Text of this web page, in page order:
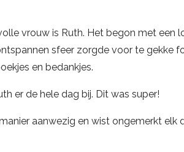
vrouw is Ruth. Het begon met een
sfeer zorgde voor te gekke
en bedankjes.
er de hele dag bij. Dit was super!
aanwezig en wist ongemerkt